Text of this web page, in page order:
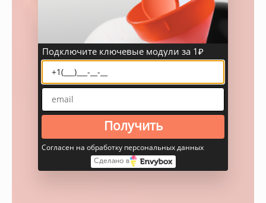
Подключите ключевые модули за 1₽
Получить
Согласен на обработку персональных данных
Сделано в